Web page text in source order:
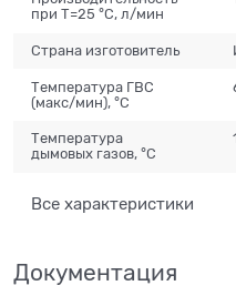
при T=25 °C, л/мин
Страна изготовитель
Температура ГВС
(макс/мин), °C
Температура
дымовых газов, °C
Все характеристики
Документация